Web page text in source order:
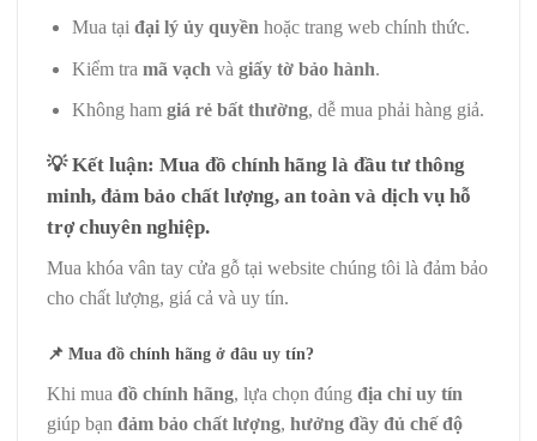
Mua tại đại lý ủy quyền hoặc trang web chính thức.
Kiểm tra mã vạch và giấy tờ bảo hành.
Không ham giá rẻ bất thường, dễ mua phải hàng giả.
💡Kết luận: Mua đồ chính hãng là đầu tư thông
minh, đảm bảo chất lượng, an toàn và dịch vụ hỗ
trợ chuyên nghiệp.
Mua khóa vân tay cửa gỗ tại website chúng tôi là đảm bảo
cho chất lượng, giá cả và uy tín.
📌 Mua đồ chính hãng ở đâu uy tín?
Khi mua đồ chính hãng, lựa chọn đúng địa chỉ uy tín
giúp bạn đảm bảo chất lượng, hưởng đầy đủ chế độ